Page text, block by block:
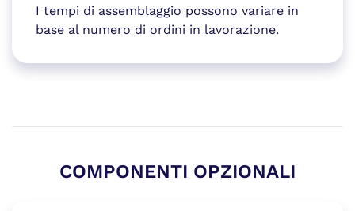
I tempi di assemblaggio possono variare in
base al numero di ordini in lavorazione.
COMPONENTI OPZIONALI